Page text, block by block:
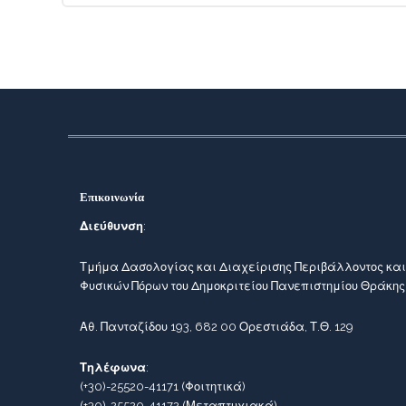
Επικοινωνία
Διεύθυνση:
Τμήμα Δασολογίας και Διαχείρισης Περιβάλλοντος και
Φυσικών Πόρων του Δημοκριτείου Πανεπιστημίου
Αθ. Πανταζίδου 193, 682 00 Ορεστιάδα, Τ.Θ. 129
Τηλέφωνα:
(+30)-25520-41171(Φοιτητικά)